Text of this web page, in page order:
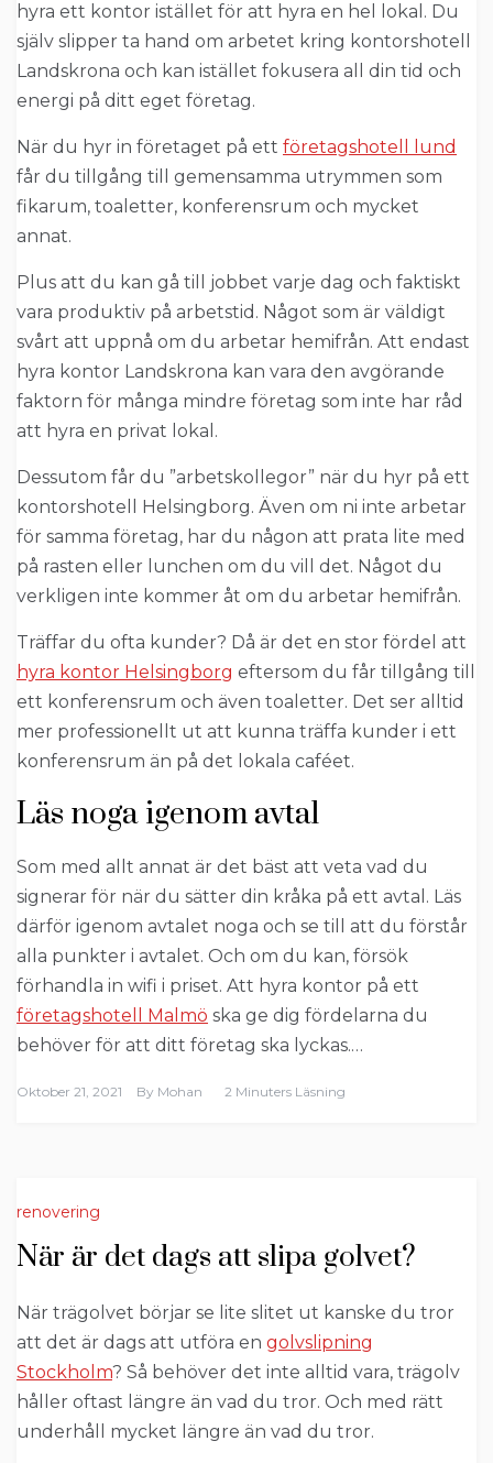
hyra ett kontor istället för att hyra en hel lokal. Du
själv slipper ta hand om arbetet kring kontorshotell
Landskrona och kan istället fokusera all din tid och
energi på ditt eget företag.
När du hyr in företaget på ett företagshotell lund
får du tillgång till gemensamma utrymmen som
fikarum, toaletter, konferensrum och mycket
annat.
Plus att du kan gå till jobbet varje dag och faktiskt
vara produktiv på arbetstid. Något som är väldigt
svårt att uppnå om du arbetar hemifrån. Att endast
hyra kontor Landskrona kan vara den avgörande
faktorn för många mindre företag som inte har råd
att hyra en privat lokal.
Dessutom får du ”arbetskollegor” när du hyr på ett
kontorshotell Helsingborg. Även om ni inte arbetar
för samma företag, har du någon att prata lite med
på rasten eller lunchen om du vill det. Något du
verkligen inte kommer åt om du arbetar hemifrån.
Träffar du ofta kunder? Då är det en stor fördel att
hyra kontor Helsingborg eftersom du får tillgång till
ett konferensrum och även toaletter. Det ser alltid
mer professionellt ut att kunna träffa kunder i ett
konferensrum än på det lokala caféet.
Läs noga igenom avtal
Som med allt annat är det bäst att veta vad du
signerar för när du sätter din kråka på ett avtal. Läs
därför igenom avtalet noga och se till att du förstår
alla punkter i avtalet. Och om du kan, försök
förhandla in wifi i priset. Att hyra kontor på ett
företagshotell Malmö ska ge dig fördelarna du
behöver för att ditt företag ska lyckas.…
Oktober 21, 2021 By Mohan 2 Minuters Läsning
renovering
När är det dags att slipa golvet?
När trägolvet börjar se lite slitet ut kanske du tror
att det är dags att utföra en golvslipning
Stockholm? Så behöver det inte alltid vara, trägolv
håller oftast längre än vad du tror. Och med rätt
underhåll mycket längre än vad du tror.